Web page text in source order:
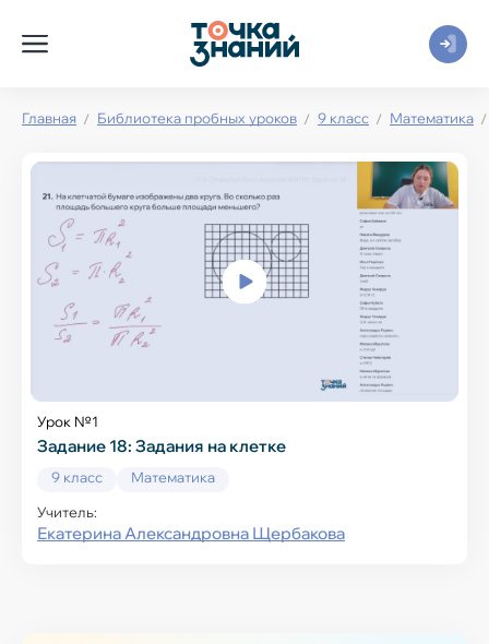
Главная Библиотека пробных уроков 9 класс Математика
Урок №1
Задание 18: Задания на клетке
9 класс
Математика
Учитель:
Екатерина Александровна Щербакова